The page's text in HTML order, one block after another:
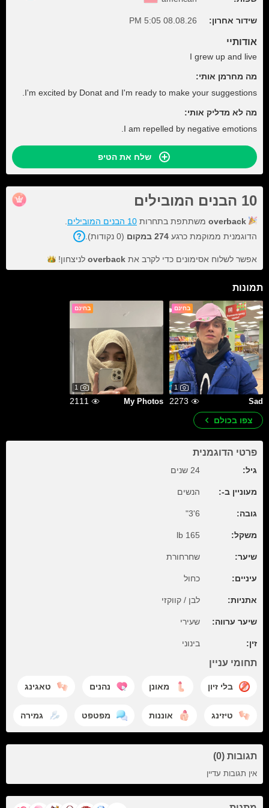
שידור אחרון: 08.08.26 5:05 PM
אודותיי
I grew up and live
מה מחרמן אותי:
I'm excited by Donat and I'm ready to make your suggestions.
מה לא מדליק אותי:
I am repelled by negative emotions.
שלח את הטיפ
10 הבנים המובילים
overback משתתפת בתחרות 10 הבנים המובילים
הדוגמנית ממוקמת כרגע 274 במקום (0 נקודות).
אפשר לשלוח אסימונים כדי לקרב את overback לניצחון!
תמונות
בחינם
1
Sad
2273
בחינם
1
My Photos
2111
צפו בכולם
פרטי הדוגמנית
גיל: 24 שנים
מעוניין ב-: הנשים
גובה: 6'3"
משקל: 165 lb
שיער: שחרחורת
עיניים: כחול
אתניות: לבן / קווקזי
שיער ערווה: שעירי
זין: בינוני
תחומי עניין
בלי זיון מאונן נהנים טאגינג
טיזינג אוננות מפטפט גמירה
תגובות (0)
אין תגובות עדיין